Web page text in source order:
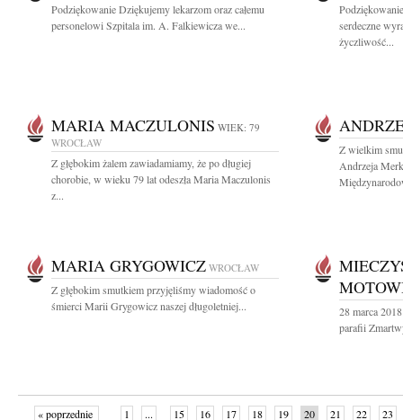
Podziękowanie Dziękujemy lekarzom oraz całemu
personelowi Szpitala im. A. Falkiewicza we...
serdeczne
życzliwość...
MARIA MACZULONIS WIEK: 79
WROCŁAW
Z głębokim żalem zawiadamiamy, że po długiej
chorobie, w wieku 79 lat odeszła Maria Maczulonis
z...
Z wielkim
Andrzeja
MARIA GRYGOWICZ WROCŁAW
Z głębokim smutkiem przyjęliśmy wiadomość o
śmierci Marii Grygowicz naszej długoletniej...
28 marca
parafii
« poprzednie 1 ... 15 16 17 18 19 20 21 22 23